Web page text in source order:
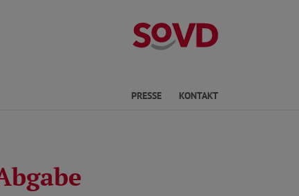
Kreisverband
PRESSE KONTAKT